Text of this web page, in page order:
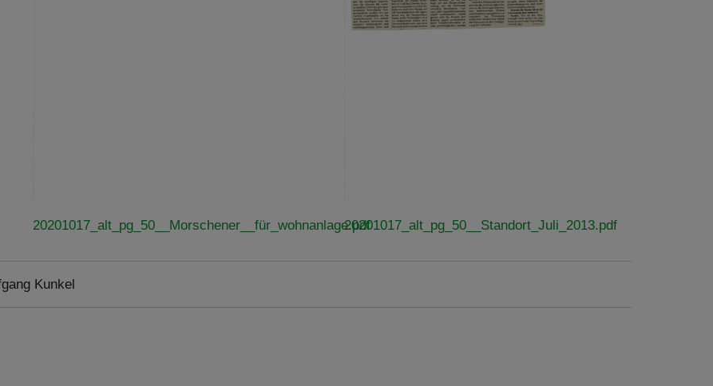
20201017_alt_pg_50__Morschener__für_wohnanlage.pdf20201017_alt_pg_50__Standort_Juli_2013.pdf
Kunkel